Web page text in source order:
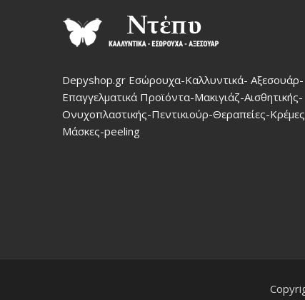
Depyshop.gr Εσώρουχα-Καλλυντικά- Αξεσουάρ-
Επαγγελματικά Προϊόντα-Μακιγιάζ-Αισθητικής-
Ονυχοπλαστικής-Πεντικιούρ-Θεραπείες-
Μάσκες-peeling